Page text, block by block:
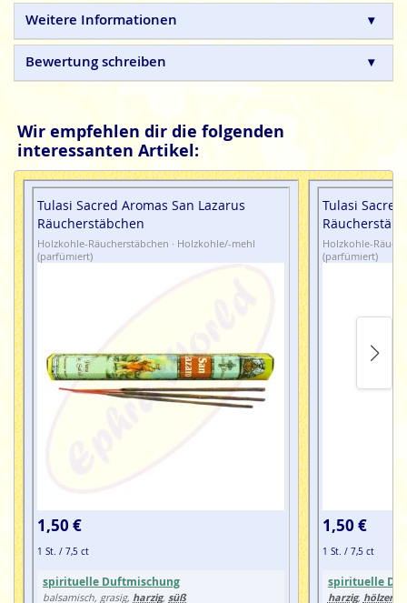
Weitere Informationen
Bewertung schreiben
Wir empfehlen dir die folgenden
interessanten Artikel:
Tulasi Sacred Aromas San Lazarus
Räucherstäbchen
Holzkohle-Räucherstäbchen · Holzkohle/-mehl
(parfümiert)
1,50 €
1 St. / 7,5 ct
spirituelle Duftmischung
balsamisch, grasig, harzig, süß
Tulasi
Holzkohle-
(parfümiert)
1,50 €
1 St. / 7,5 ct
spirituelle
harzig, hölzern